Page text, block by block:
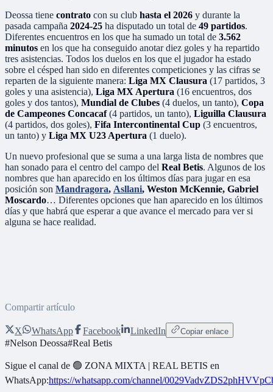
Deossa tiene contrato con su club hasta el 2026 y durante la
pasada campaña 2024-25 ha disputado un total de 49 partidos.
Diferentes encuentros en los que ha sumado un total de 3.562
minutos en los que ha conseguido anotar diez goles y ha repartido
tres asistencias. Todos los duelos en los que el jugador ha estado
sobre el césped han sido en diferentes competiciones y las cifras se
reparten de la siguiente manera: Liga MX Clausura (17 partidos, 3
goles y una asistencia), Liga MX Apertura (16 encuentros, dos
goles y dos tantos), Mundial de Clubes (4 duelos, un tanto), Copa
de Campeones Concacaf(4 partidos, un tanto), Liguilla Clausura
(4 partidos, dos goles), Fifa Intercontinental Cup (3 encuentros,
un tanto) y Liga MX U23 Apertura (1 duelo).
Un nuevo profesional que se suma a una larga lista de nombres que
han sonado para el centro del campo del Real Betis. Algunos de los
nombres que han aparecido en los últimos días para jugar en esa
posición son Mandragora, Asllani, Weston McKennie, Gabriel
Moscardo… Diferentes opciones que han aparecido en los últimos
días y que habrá que esperar a que avance el mercado para ver si
alguna se hace realidad.
Compartir artículo
X WhatsApp Facebook LinkedIn Copiar enlace
#Nelson Deossa#Real Betis
Sigue el canal de 🟢 ZONA MIXTA | REAL BETIS en
WhatsApp:https://whatsapp.com/channel/